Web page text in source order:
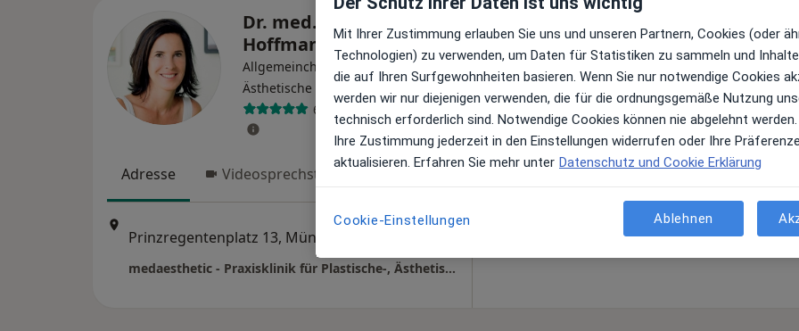
Dr. med. Janken
Hoffmann
Allgemeinchirurgin, Plastische &
Ästhetische Chirurgin
·Mehr
614 Bewertungen
Adresse Videosprechstunde
Zu Google
medaesthetic - Praxisklinik für Plastische-, Ästhetische und Rekonstruktive Chirurgie
8 Aug 9 Aug 10 Aug 11 Aug
Online-Terminbuchung nicht verfügbar
Terminanfrage senden
Mit Ihrer Zustimmung erlauben Sie uns und unseren Partnern, Cookies (oder
Technologien) zu verwenden, um Daten für Statistiken zu sammeln und
die auf Ihren Surfgewohnheiten basieren. Wenn Sie nur notwendige Cookies
werden wir nur diejenigen verwenden, die für die ordnungsgemäße Nutzung
technisch erforderlich sind. Notwendige Cookies können nie abgelehnt werden.
Ihre Zustimmung jederzeit in den Einstellungen widerrufen oder Ihre
aktualisieren. Erfahren Sie mehr unter Datenschutz und Cookie Erklärung
Cookie-Einstellungen Ablehnen